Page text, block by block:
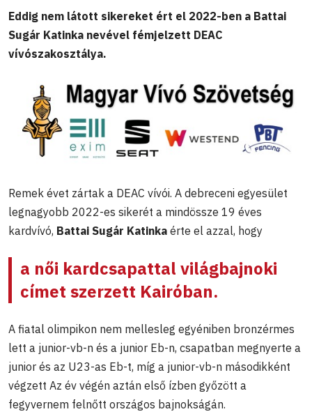
Eddig nem látott sikereket ért el 2022-ben a Battai
Sugár Katinka nevével fémjelzett DEAC
vívószakosztálya.
Remek évet zártak a DEAC vívói. A debreceni egyesület
legnagyobb 2022-es sikerét a mindössze 19 éves
kardvívó, Battai Sugár Katinka érte el azzal, hogy
a női kardcsapattal világbajnoki
címet szerzett Kairóban.
A fiatal olimpikon nem mellesleg egyéniben bronzérmes
lett a junior-vb-n és a junior Eb-n, csapatban megnyerte a
junior és az U23-as Eb-t, míg a junior-vb-n másodikként
végzett Az év végén aztán első ízben győzött a
fegyvernem felnőtt országos bajnokságán.